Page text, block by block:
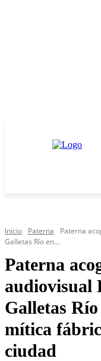
Inicio Paterna
Paterna
Galletas Río en...
Paterna
audiovisual
Galletas
mítica
ciudad